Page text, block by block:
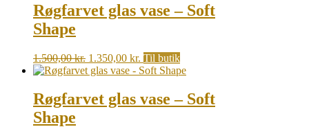
Røgfarvet glas vase – Soft
Shape
1.500,00kr. Original
price
1.500,00 kr..
1.350,00 kr. Current
price
1.350,00 kr..
Til butik
Røgfarvet glas vase – Soft
Shape